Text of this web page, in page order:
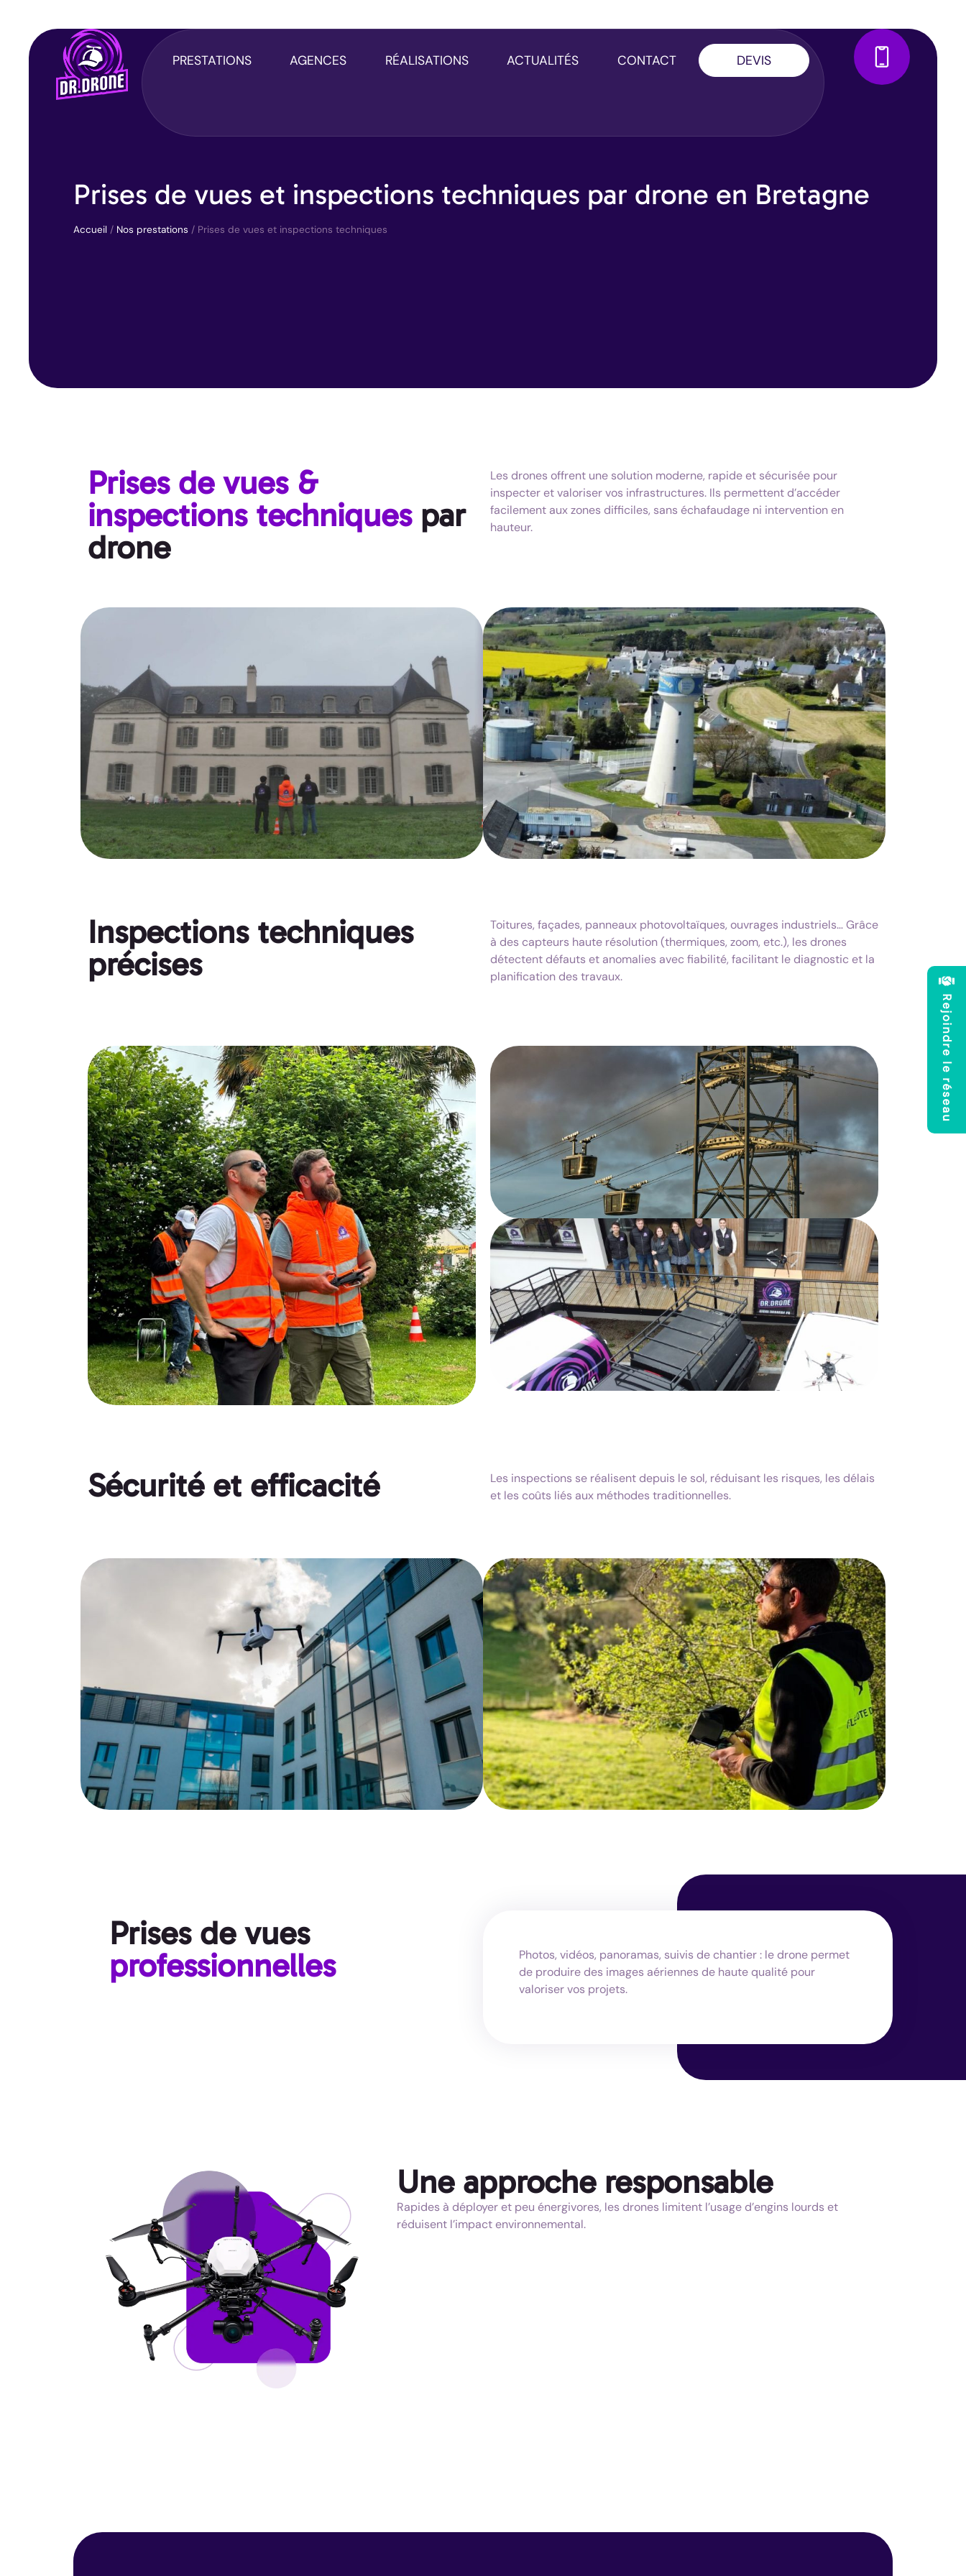
PRESTATIONS AGENCES RÉALISATIONS ACTUALITÉS CONTACT DEVIS
Rejoindre le réseau
Prises de vues et inspections techniques par drone en Bretagne
Accueil / Nos prestations / Prises de vues et inspections techniques
Prises de vues &
inspections techniquespar
drone
Les drones offrent une solution moderne, rapide et sécurisée pour
inspecter et valoriser vos infrastructures. Ils permettent d’accéder
facilement aux zones difficiles, sans échafaudage ni intervention en
hauteur.
Inspections techniques
précises
Toitures, façades, panneaux photovoltaïques, ouvrages industriels… Grâce
à des capteurs haute résolution (thermiques, zoom, etc.), les drones
détectent défauts et anomalies avec fiabilité, facilitant le diagnostic et la
planification des travaux.
Sécurité et efficacité
Les inspections se réalisent depuis le sol, réduisant les risques, les délais
et les coûts liés aux méthodes traditionnelles.
Prises de vues
professionnelles
Photos, vidéos, panoramas, suivis de chantier : le drone permet
de produire des images aériennes de haute qualité pour
valoriser vos projets.
Une approche responsable
Rapides à déployer et peu énergivores, les drones limitent l’usage d’engins lourds et
réduisent l’impact environnemental.